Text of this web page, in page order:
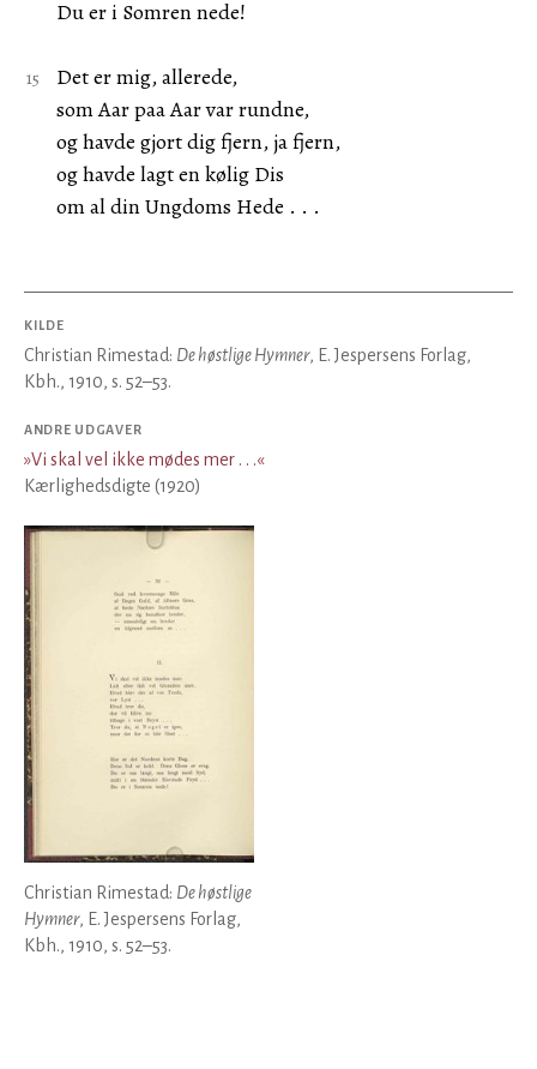
Du er i Somren nede!
Det er mig, allerede,
som Aar paa Aar var rundne,
og havde gjort dig fjern, ja fjern,
og havde lagt en kølig Dis
om al din Ungdoms Hede . . .
KILDE
Christian Rimestad: De høstlige Hymner, E. Jespersens Forlag,
Kbh., 1910, s. 52–53.
ANDRE UDGAVER
»Vi skal vel ikke mødes mer . . .«
Kærlighedsdigte (1920)
Christian Rimestad: De høstlige
Hymner, E. Jespersens Forlag,
Kbh., 1910, s. 52–53.